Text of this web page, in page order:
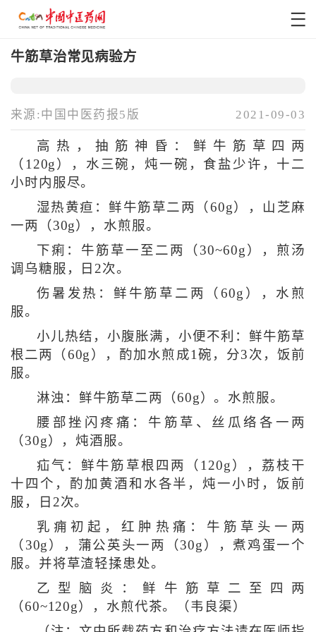
牛筋草治常见病验方
来源:中国中医药报5版 2021-09-03
高热，抽筋神昏：鲜牛筋草四两
（120g），水三碗，炖一碗，食盐少许，十二
小时内服尽。
湿热黄疸：鲜牛筋草二两（60g），山芝麻
一两（30g），水煎服。
下痢：牛筋草一至二两（30~60g），煎汤
调乌糖服，日2次。
伤暑发热：鲜牛筋草二两（60g），水煎
服。
小儿热结，小腹胀满，小便不利：鲜牛筋草
根二两（60g），酌加水煎成1碗，分3次，饭前
服。
淋浊：鲜牛筋草二两（60g）。水煎服。
腰部挫闪疼痛：牛筋草、丝瓜络各一两
（30g），炖酒服。
疝气：鲜牛筋草根四两（120g），荔枝干
十四个，酌加黄酒和水各半，炖一小时，饭前
服，日2次。
乳痈初起，红肿热痛：牛筋草头一两
（30g），蒲公英头一两（30g），煮鸡蛋一个
服。并将草渣轻揉患处。
乙型脑炎：鲜牛筋草二至四两
（60~120g），水煎代茶。（韦良渠）